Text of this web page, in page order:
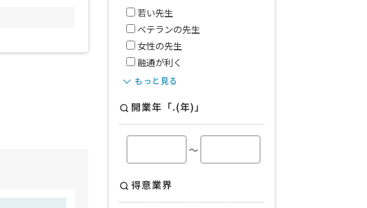
若い先生
ベテランの先生
女性の先生
融通が利く
もっと見る
開業年「.(年)」
～
得意業界